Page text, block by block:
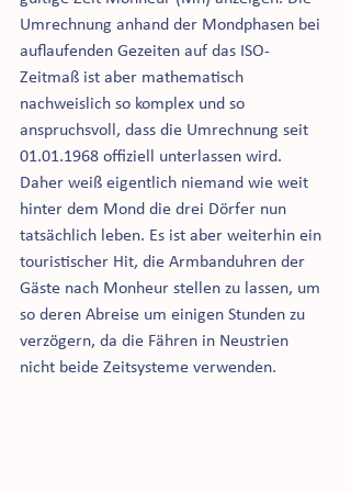
Umrechnung anhand der Mondphasen bei
auflaufenden Gezeiten auf das ISO-
Zeitmaß ist aber mathematisch
nachweislich so komplex und so
anspruchsvoll, dass die Umrechnung seit
01.01.1968 offiziell unterlassen wird.
Daher weiß eigentlich niemand wie weit
hinter dem Mond die drei Dörfer nun
tatsächlich leben. Es ist aber weiterhin ein
touristischer Hit, die Armbanduhren der
Gäste nach Monheur stellen zu lassen, um
so deren Abreise um einigen Stunden zu
verzögern, da die Fähren in Neustrien
nicht beide Zeitsysteme verwenden.